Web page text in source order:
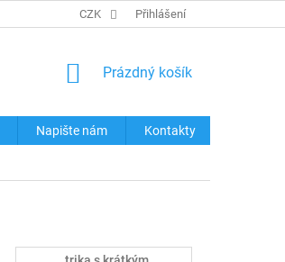
TABULKY VELIKOSTÍ
CZK Přihlášení
NÁKUPNÍ
Prázdný košík
Napište nám Kontakty